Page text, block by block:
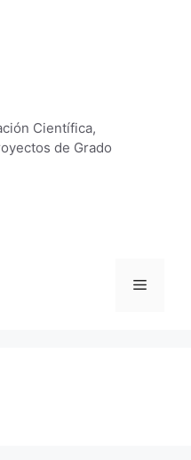
Científica,
de Grado
Menú